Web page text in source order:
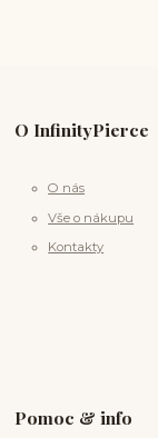
O InfinityPierce
O nás
Vše o nákupu
Kontakty
Pomoc & info